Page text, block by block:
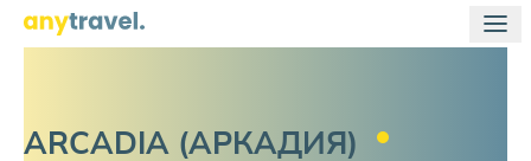
ARCADIA (АРКАДИЯ)